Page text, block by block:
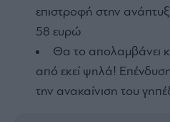
επιστροφή στην
58 ευρώ
Θα το απολαμβάνει
από εκεί ψηλά!
την ανακαίνιση του